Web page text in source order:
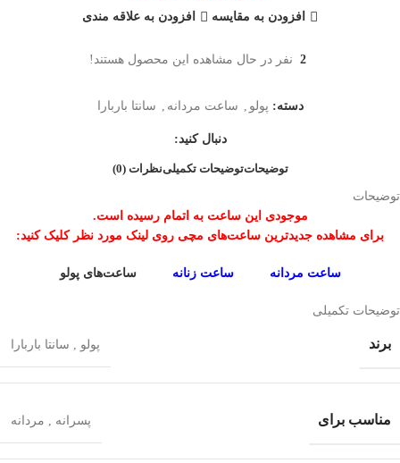
افزودن به مقایسه افزودن به علاقه مندی
2 نفر در حال مشاهده این محصول هستند!
دسته: پولو , ساعت مردانه , سانتا باربارا
دنبال کنید:
توضیحاتتوضیحات تکمیلینظرات (0)
توضیحات
موجودی این ساعت به اتمام رسیده است.
برای مشاهده جدیدترین ساعت‌های مچی روی لینک مورد نظر کلیک کنید:
ساعت‌ مردانه ساعت‌ زنانه ساعت‌های پولو
توضیحات تکمیلی
برند پولو , سانتا باربارا
مناسب برای پسرانه , مردانه